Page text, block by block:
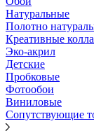
Натуральные
Полотно
Креативные
Эко-акрил
Детские
Пробковые
Фотообои
Виниловые
Сопутствующие